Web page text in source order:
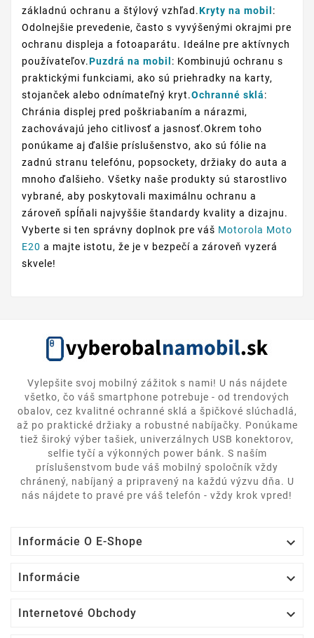
základnú ochranu a štýlový vzhľad.Kryty na mobil :
Odolnejšie prevedenie, často s vyvýšenými okrajmi pre
ochranu displeja a fotoaparátu. Ideálne pre aktívnych
používateľov.Puzdrá na mobil : Kombinujú ochranu s
praktickými funkciami, ako sú priehradky na karty,
stojanček alebo odnímateľný kryt.Ochranné sklá:
Chránia displej pred poškriabaním a nárazmi,
zachovávajú jeho citlivosť a jasnosť.Okrem toho
ponúkame aj ďalšie príslušenstvo, ako sú fólie na
zadnú stranu telefónu, popsockety, držiaky do auta a
mnoho ďalšieho. Všetky naše produkty sú starostlivo
vybrané, aby poskytovali maximálnu ochranu a
zároveň spĺňali najvyššie štandardy kvality a dizajnu.
Vyberte si ten správny doplnok pre váš Motorola Moto
E20 a majte istotu, že je v bezpečí a zároveň vyzerá
skvele!
Vylepšite svoj mobilný zážitok s nami! U nás nájdete
všetko, čo váš smartphone potrebuje - od trendových
obalov, cez kvalitné ochranné sklá a špičkové slúchadlá,
až po praktické držiaky a robustné nabíjačky. Ponúkame
tiež široký výber tašiek, univerzálnych USB konektorov,
selfie tyčí a výkonných power bánk. S naším
príslušenstvom bude váš mobilný spoločník vždy
chránený, nabíjaný a pripravený na každú výzvu dňa. U
nás nájdete to pravé pre váš telefón - vždy krok vpred!
Informácie O E-Shope 
Informácie 
Internetové Obchody 